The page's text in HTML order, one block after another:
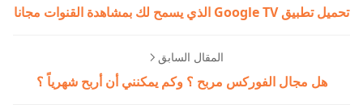
تحميل تطبيق Google TV الذي يسمح لك بمشاهدة القنوات مجانا
المقال السابق
هل مجال الفوركس مربح ؟ وكم يمكنني أن أربح شهرياً ؟